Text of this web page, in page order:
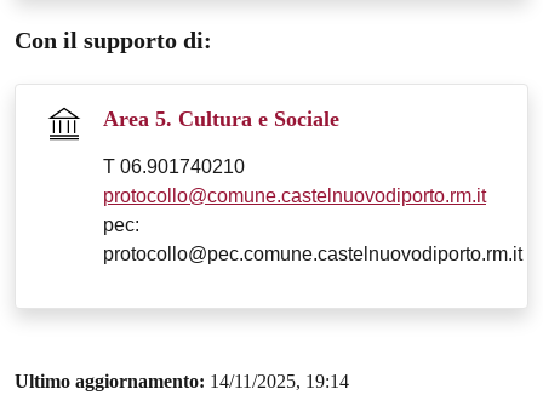
Con il supporto di:
Area 5. Cultura e Sociale
T 06.901740210
protocollo@comune.castelnuovodiporto.rm.it
pec:
protocollo@pec.comune.castelnuovodiporto.rm.it
Ultimo aggiornamento: 14/11/2025, 19:14